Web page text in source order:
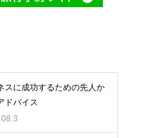
スに成功するための先人か
ドバイス